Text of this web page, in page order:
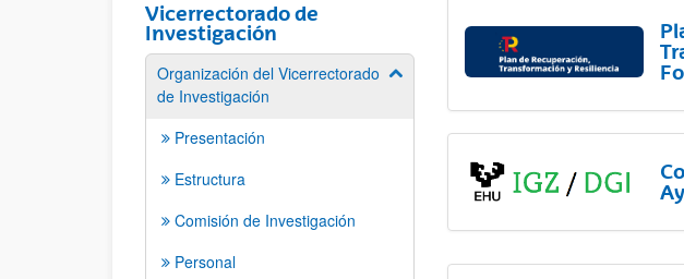
Vicerrectorado de
Investigación
Organización del Vicerrectorado
de Investigación
Mostrar/ocultar subpáginas
Presentación
Estructura
Comisión de Investigación
Personal